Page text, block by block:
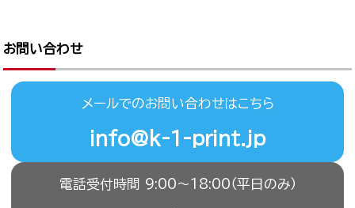
お問い合わせ
メールでのお問い合わせはこちら
info@k-1-print.jp
電話受付時間 9:00〜18:00（平日のみ）